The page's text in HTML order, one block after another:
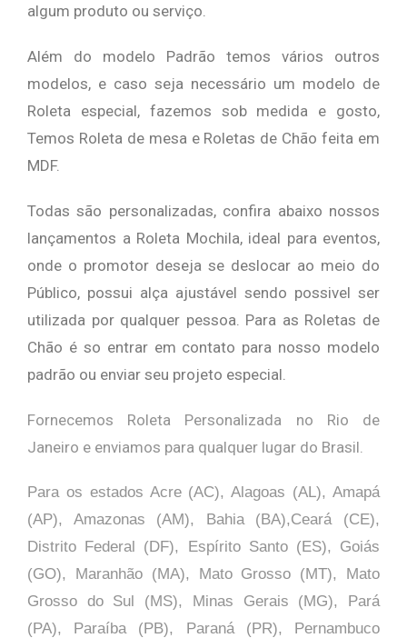
algum produto ou serviço.
Além do modelo Padrão temos vários outros
modelos, e caso seja necessário um modelo de
Roleta especial, fazemos sob medida e gosto,
Temos Roleta de mesa e Roletas de Chão feita em
MDF.
Todas são personalizadas, confira abaixo nossos
lançamentos a Roleta Mochila, ideal para eventos,
onde o promotor deseja se deslocar ao meio do
Público, possui alça ajustável sendo possivel ser
utilizada por qualquer pessoa. Para as Roletas de
Chão é so entrar em contato para nosso modelo
padrão ou enviar seu projeto especial.
Fornecemos Roleta Personalizada no Rio de
Janeiro e enviamos para qualquer lugar do Brasil.
Para os estados Acre (AC), Alagoas (AL), Amapá
(AP), Amazonas (AM), Bahia (BA),Ceará (CE),
Distrito Federal (DF), Espírito Santo (ES), Goiás
(GO), Maranhão (MA), Mato Grosso (MT), Mato
Grosso do Sul (MS), Minas Gerais (MG), Pará
(PA), Paraíba (PB), Paraná (PR), Pernambuco